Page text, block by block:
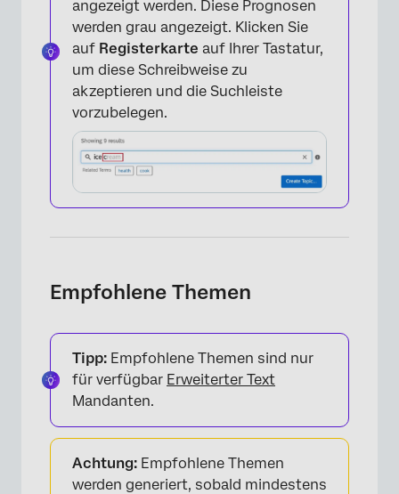
×
×
angezeigt werden. Diese Prognosen
werden grau angezeigt. Klicken Sie
auf Registerkarte auf Ihrer Tastatur,
um diese Schreibweise zu
akzeptieren und die Suchleiste
vorzubelegen.
Empfohlene Themen
Tipp: Empfohlene Themen sind nur
für verfügbar Erweiterter Text
Mandanten.
Achtung: Empfohlene Themen
werden generiert, sobald mindestens